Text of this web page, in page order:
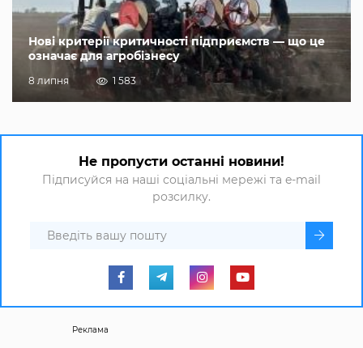
Нові критерії критичності підприємств — що це
означає для агробізнесу
8 липня 1 583
Не пропусти останні новини!
Підписуйся на наші соціальні мережі та e-mail
розсилку.
Реклама